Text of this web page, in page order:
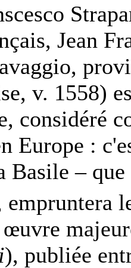
Jean
v. 1558)
considéré
Europe :
Basile –
empruntera
), publiée